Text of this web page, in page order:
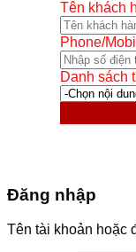
Tên khách
Phone/
Danh sách
Đăng nhập
Tên tài khoản hoặc